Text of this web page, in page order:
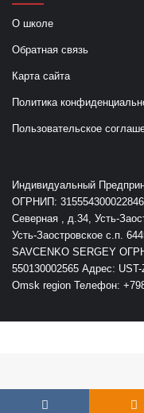
О школе
Обратная связь
Карта сайта
Политика
Пользовательское
Индивидуальный
ОГРНИП:
Северная , д.34, Усть-
Усть-Заостровское с.п.
SAVCENKO SERGEY
550130002565 Адрес:
Omsk region Телефон: